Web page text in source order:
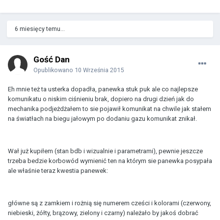
6 miesięcy temu...
Gość Dan
Opublikowano 10 Września 2015
Eh mnie też ta usterka dopadła, panewka stuk puk ale co najlepsze
komunikatu o niskim ciśnieniu brak, dopiero na drugi dzień jak do
mechanika podjeżdżałem to sie pojawił komunikat na chwile jak stałem
na światłach na biegu jałowym po dodaniu gazu komunikat znikał.
Wał już kupiłem (stan bdb i wizualnie i parametrami), pewnie jeszcze
trzeba bedzie korbowód wymienić ten na którym sie panewka posypała
ale właśnie teraz kwestia panewek:
główne są z zamkiem i rożnią się numerem cześci i kolorami (czerwony,
niebieski, żółty, brązowy, zielony i czarny) należało by jakoś dobrać